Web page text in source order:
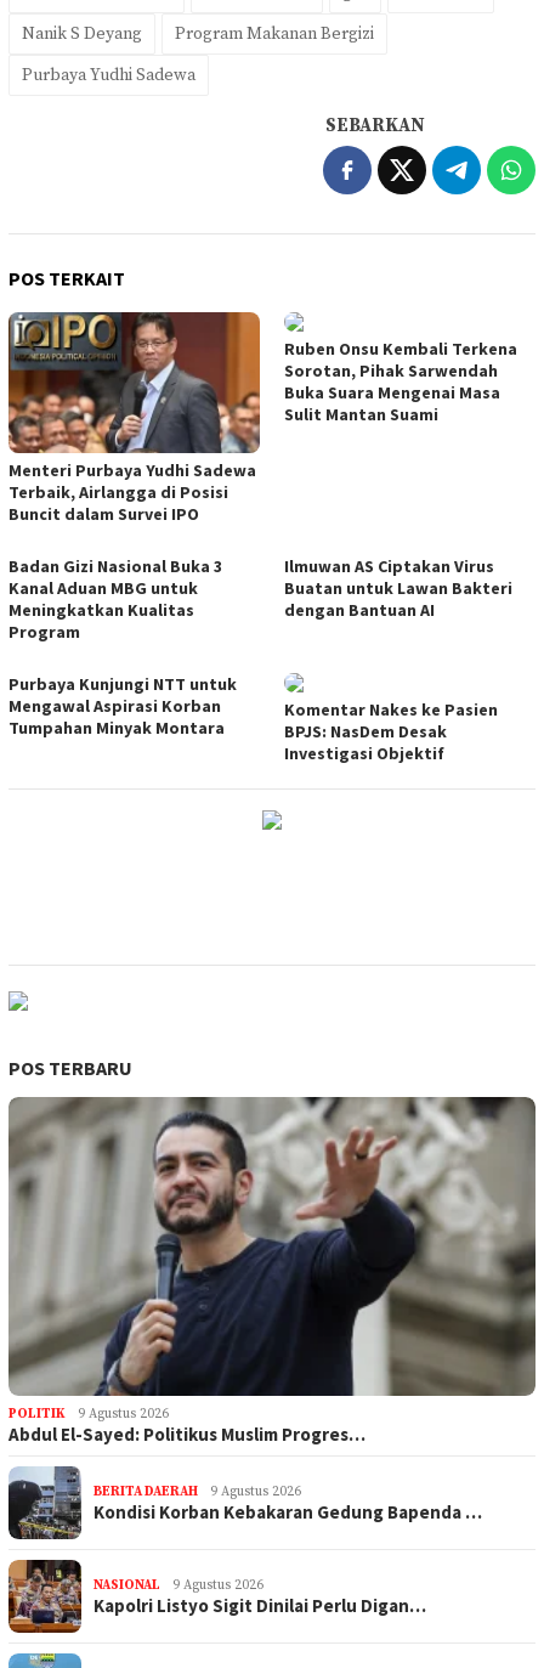
Nanik S Deyang
Program Makanan Bergizi
Purbaya Yudhi Sadewa
SEBARKAN
POS TERKAIT
Menteri Purbaya Yudhi Sadewa
Terbaik, Airlangga di Posisi
Buncit dalam Survei IPO
Ruben Onsu Kembali Terkena
Sorotan, Pihak Sarwendah
Buka Suara Mengenai Masa
Sulit Mantan Suami
Badan Gizi Nasional Buka 3
Kanal Aduan MBG untuk
Meningkatkan Kualitas
Program
Ilmuwan AS Ciptakan Virus
Buatan untuk Lawan Bakteri
dengan Bantuan AI
Purbaya Kunjungi NTT untuk
Mengawal Aspirasi Korban
Tumpahan Minyak Montara
Komentar Nakes ke Pasien
BPJS: NasDem Desak
Investigasi Objektif
POS TERBARU
POLITIK 9 Agustus 2026
Abdul El-Sayed: Politikus Muslim Progres…
BERITA DAERAH 9 Agustus 2026
Kondisi Korban Kebakaran Gedung Bapenda …
NASIONAL 9 Agustus 2026
Kapolri Listyo Sigit Dinilai Perlu Digan…